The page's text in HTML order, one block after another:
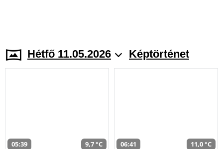
Hétfő 11.05.2026 Képtörténet
05:39 9,7 °C 06:41 11,0 °C